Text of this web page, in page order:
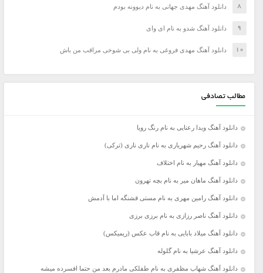
دانلود آهنگ مهدی جهانی به نام دیوونه بودم
دانلود آهنگ شدو به نام ای وای
دانلود آهنگ مهدی فروغی به نام ولی بی شوخی مراقب من باش
مطالب تصادفی
دانلود آهنگ ویدا رعنایی به نام رنگ رویا
دانلود آهنگ رحیم شهریاری به نام ناری ناری (ترکی)
دانلود آهنگ مهیار به نام اختلاف
دانلود آهنگ ماهان میر به نام بچه تهرون
دانلود آهنگ رامین مهری به نام مستی قشنگه اما با آدمش
دانلود آهنگ ناصر رزازی به نام برزی برزی
دانلود آهنگ میلاد بابایی به نام قاب عکس (ریمیکس)
دانلود آهنگ عرشیا به نام گلوله
دانلود آهنگ شهاب مظفری به نام طفلکی مادرم بعد من حتما افسرده میشه